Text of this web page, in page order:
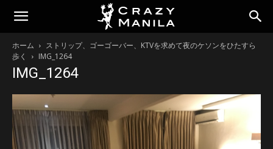
ホーム
ストリップ、ゴーゴーバー、KTVを求めて夜のケソンをひたすら
歩く
IMG_1264
IMG_1264